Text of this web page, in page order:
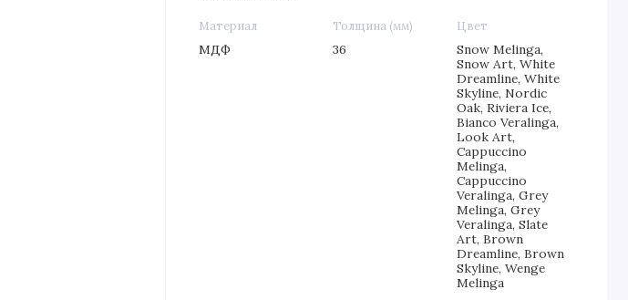
Материал
МДФ
Толщина (мм)
36
Цвет
Snow Melinga,
Snow Art, White
Dreamline, White
Skyline, Nordic
Oak, Riviera Ice,
Bianco Veralinga,
Look Art,
Cappuccino
Melinga,
Cappuccino
Veralinga, Grey
Melinga, Grey
Veralinga, Slate
Art, Brown
Dreamline, Brown
Skyline, Wenge
Melinga